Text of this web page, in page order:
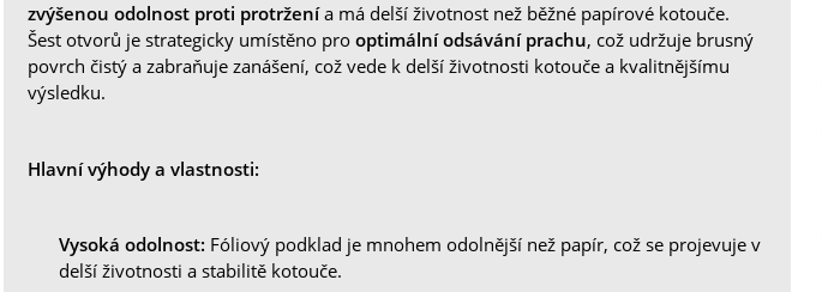
zvýšenou odolnost proti protrženía má delší životnost než běžné papírové kotouče.
Šest otvorů je strategicky umístěno prooptimální odsávání prachu, což udržuje brusný
povrch čistý a zabraňuje zanášení, což vede k delší životnosti kotouče a kvalitnějšímu
výsledku.
Hlavní výhody a vlastnosti:
Vysoká odolnost: Fóliový podklad je mnohem odolnější než papír, což se projevuje v
delší životnosti a stabilitě kotouče.